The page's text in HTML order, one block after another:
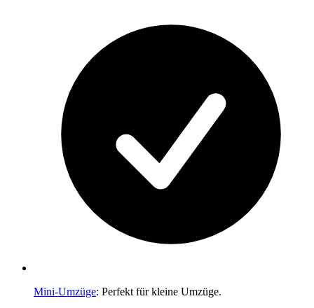
Mini-Umzüge: Perfekt für kleine Umzüge.